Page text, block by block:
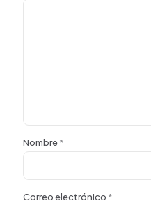
Nombre*
Correo electrónico *